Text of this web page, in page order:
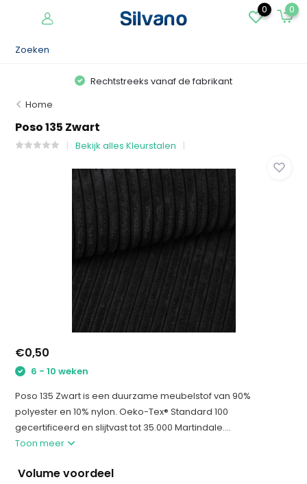
0 0
Rechtstreeks vanaf de fabrikant
Home
Poso 135 Zwart
Bekijk alles Kleurstalen
€0,50
6 - 10 weken
Poso 135 Zwart is een duurzame meubelstof van 90%
polyester en 10% nylon. Oeko-Tex® Standard 100
gecertificeerd en slijtvast tot 35.000 Martindale....
Toon meer
Volume voordeel